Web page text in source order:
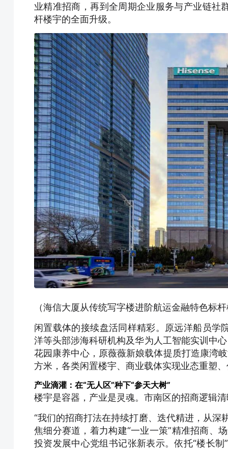
业精准招商，再到全周期企业服务与产业链社
杆楼宇的全面升级。
（海信大厦从传统写字楼进阶航运金融特色标
闲置载体的接续盘活同样精彩。原远洋船员学
洋等头部涉海科研机构及华为人工智能实训中
花园康养中心，原薇薇新娘载体提质打造康湾
方米，各类闲置楼宇、商业载体实现业态重塑
产业滴灌：在“无人区”种下“参天大树”
楼宇是容器，产业是灵魂。市南区的招商逻辑
“我们的招商打法在持续打磨、迭代精进，从深
焦细分赛道，着力构建“一业一策”精准招商、
投资发展中心党组书记张新表示。依托“楼长